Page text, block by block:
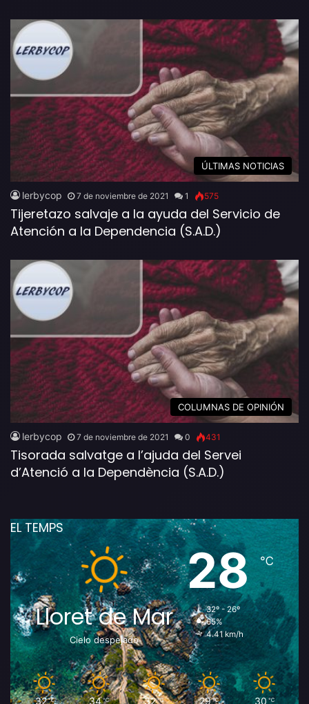
ÚLTIMAS NOTICIAS
lerbycop 7 de noviembre de 2021 1 575
Tijeretazo salvaje a la ayuda del Servicio de
Atención a la Dependencia (S.A.D.)
COLUMNAS DE OPINIÓN
lerbycop 7 de noviembre de 2021 0 431
Tisorada salvatge a l’ajuda del Servei
d’Atenció a la Dependència (S.A.D.)
EL TEMPS
Lloret de Mar
Cielo despejado
28℃
32º - 26º
65%
4.41 km/h
32 ℃ 34 ℃ 32 ℃ 29 ℃ 30 ℃